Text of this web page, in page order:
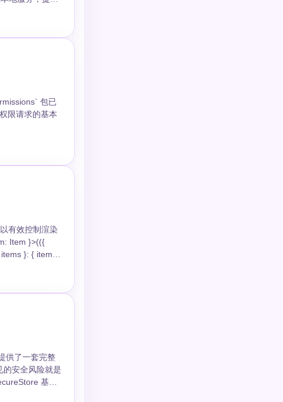
--clean`重新
动控制，灵活
更是否涉及原
本身
一开发服务器
供了一套完整